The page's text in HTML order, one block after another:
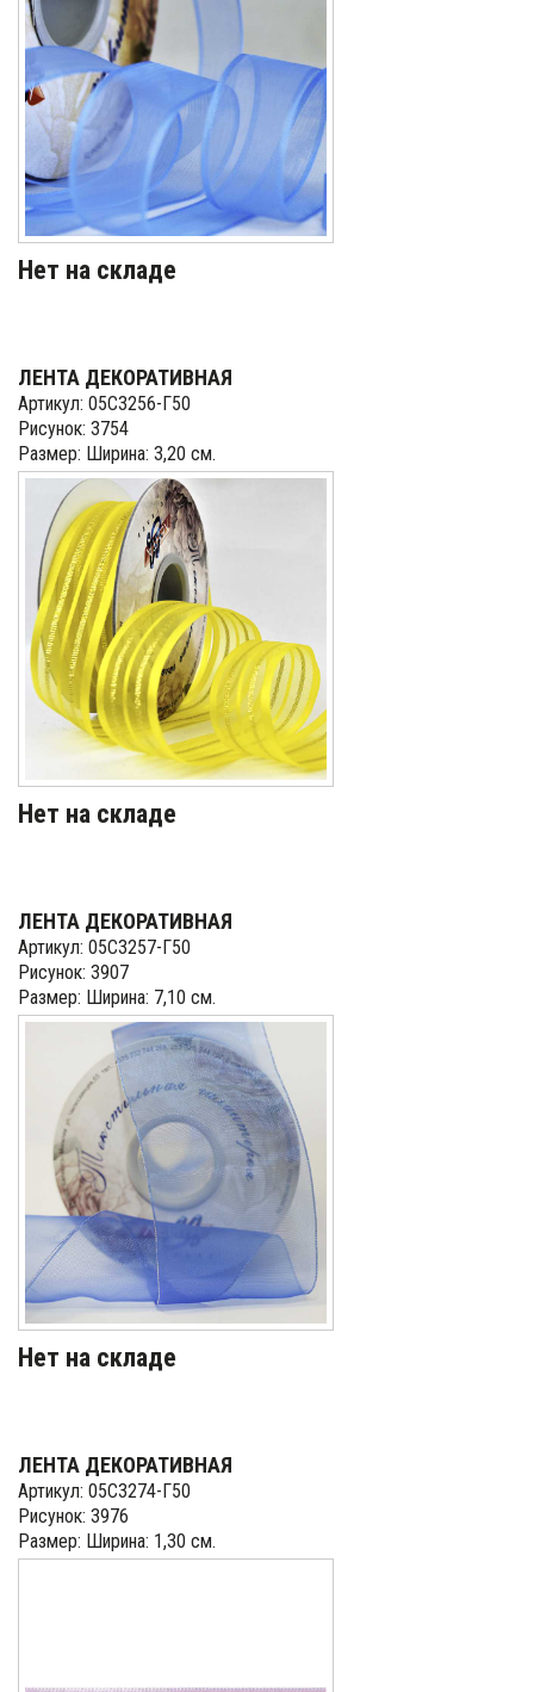
Нет на складе
ЛЕНТА ДЕКОРАТИВНАЯ
Артикул: 05С3256-Г50
Рисунок: 3754
Размер: Ширина: 3,20 см.
Нет на складе
ЛЕНТА ДЕКОРАТИВНАЯ
Артикул: 05С3257-Г50
Рисунок: 3907
Размер: Ширина: 7,10 см.
Нет на складе
ЛЕНТА ДЕКОРАТИВНАЯ
Артикул: 05С3274-Г50
Рисунок: 3976
Размер: Ширина: 1,30 см.